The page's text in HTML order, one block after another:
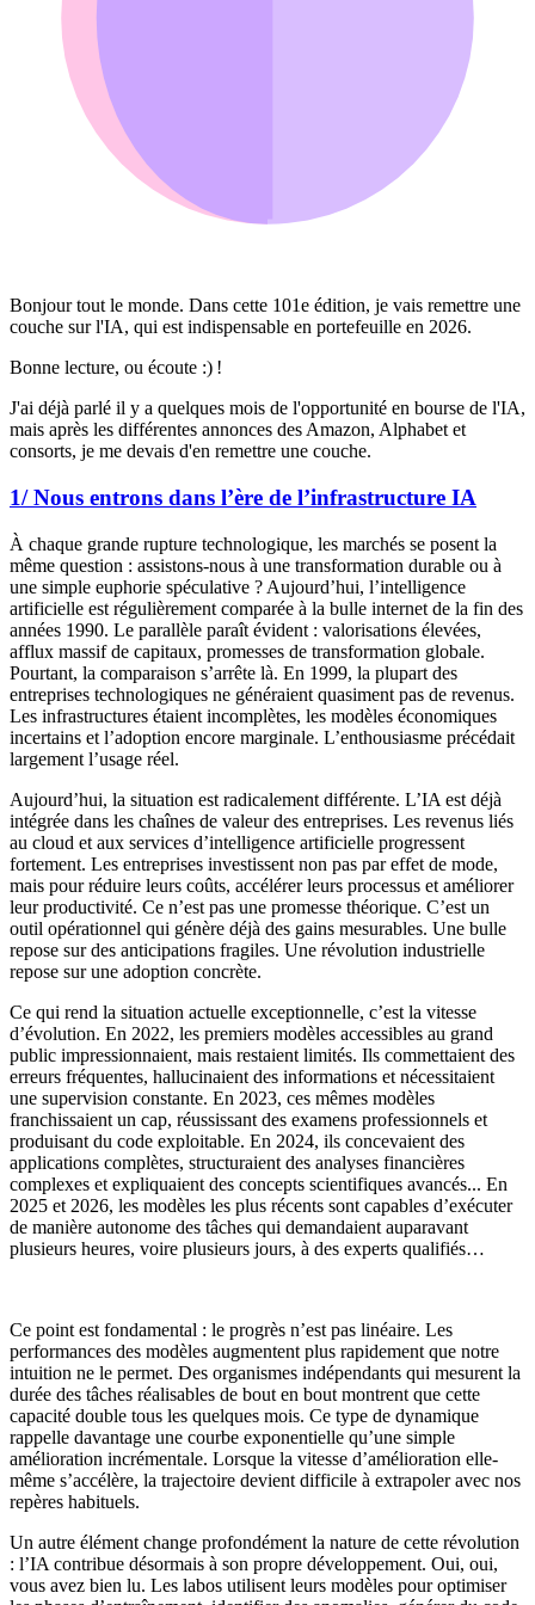
Bonjour tout le monde. Dans cette 101e édition, je vais remettre une
couche sur l'IA, qui est indispensable en portefeuille en 2026.
Bonne lecture, ou écoute :) !
J'ai déjà parlé il y a quelques mois de l'opportunité en bourse de l'IA,
mais après les différentes annonces des Amazon, Alphabet et
consorts, je me devais d'en remettre une couche.
1/ Nous entrons dans l’ère de l’infrastructure IA
À chaque grande rupture technologique, les marchés se posent la
même question : assistons-nous à une transformation durable ou à
une simple euphorie spéculative ? Aujourd’hui, l’intelligence
artificielle est régulièrement comparée à la bulle internet de la fin des
années 1990. Le parallèle paraît évident : valorisations élevées,
afflux massif de capitaux, promesses de transformation globale.
Pourtant, la comparaison s’arrête là. En 1999, la plupart des
entreprises technologiques ne généraient quasiment pas de revenus.
Les infrastructures étaient incomplètes, les modèles économiques
incertains et l’adoption encore marginale. L’enthousiasme précédait
largement l’usage réel.
Aujourd’hui, la situation est radicalement différente. L’IA est déjà
intégrée dans les chaînes de valeur des entreprises. Les revenus liés
au cloud et aux services d’intelligence artificielle progressent
fortement. Les entreprises investissent non pas par effet de mode,
mais pour réduire leurs coûts, accélérer leurs processus et améliorer
leur productivité. Ce n’est pas une promesse théorique. C’est un
outil opérationnel qui génère déjà des gains mesurables. Une bulle
repose sur des anticipations fragiles. Une révolution industrielle
repose sur une adoption concrète.
Ce qui rend la situation actuelle exceptionnelle, c’est la vitesse
d’évolution. En 2022, les premiers modèles accessibles au grand
public impressionnaient, mais restaient limités. Ils commettaient des
erreurs fréquentes, hallucinaient des informations et nécessitaient
une supervision constante. En 2023, ces mêmes modèles
franchissaient un cap, réussissant des examens professionnels et
produisant du code exploitable. En 2024, ils concevaient des
applications complètes, structuraient des analyses financières
complexes et expliquaient des concepts scientifiques avancés... En
2025 et 2026, les modèles les plus récents sont capables d’exécuter
de manière autonome des tâches qui demandaient auparavant
plusieurs heures, voire plusieurs jours, à des experts qualifiés…
Ce point est fondamental : le progrès n’est pas linéaire. Les
performances des modèles augmentent plus rapidement que notre
intuition ne le permet. Des organismes indépendants qui mesurent la
durée des tâches réalisables de bout en bout montrent que cette
capacité double tous les quelques mois. Ce type de dynamique
rappelle davantage une courbe exponentielle qu’une simple
amélioration incrémentale. Lorsque la vitesse d’amélioration elle-
même s’accélère, la trajectoire devient difficile à extrapoler avec nos
repères habituels.
Un autre élément change profondément la nature de cette révolution
: l’IA contribue désormais à son propre développement. Oui, oui,
vous avez bien lu. Les labos utilisent leurs modèles pour optimiser